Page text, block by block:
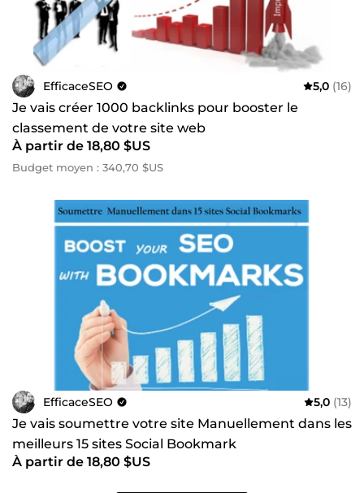
EfficaceSEO 5,0 (16)
Je vais créer 1000 backlinks pour booster le
classement de votre site web
À partir de 18,80 $US
Budget moyen : 340,70 $US
EfficaceSEO 5,0 (13)
Je vais soumettre votre site Manuellement dans les
meilleurs 15 sites Social Bookmark
À partir de 18,80 $US